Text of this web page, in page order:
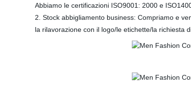
Abbiamo le certificazioni ISO9001: 2000 e
2. Stock abbigliamento business: Compriamo e
la rilavorazione con il logo/le etichette/la richiesta